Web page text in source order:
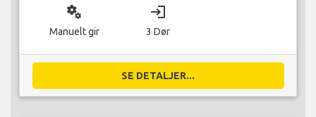
miscellaneous_services
Manuelt gir
login
3 Dør
SE DETALJER...